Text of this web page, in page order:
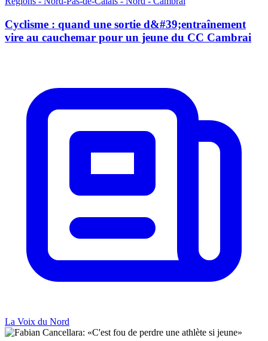
Cyclisme : quand une sortie d&#39;entraînement
vire au cauchemar pour un jeune du CC Cambrai
La Voix du Nord